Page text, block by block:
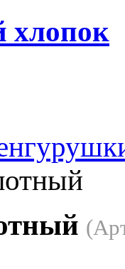
хлопок